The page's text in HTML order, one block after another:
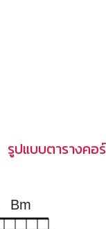
รูปแบบตารางคอ
Bm